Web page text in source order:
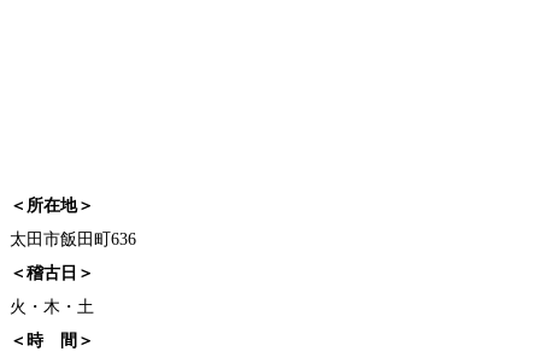
＜所在地＞
太田市飯田町636
＜稽古日＞
火・木・土
＜時 間＞